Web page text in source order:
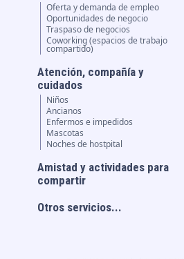
Oferta y demanda de empleo
Oportunidades de negocio
Traspaso de negocios
Coworking (espacios de trabajo
compartido)
Atención, compañía y
cuidados
Niños
Ancianos
Enfermos e impedidos
Mascotas
Noches de hostpital
Amistad y actividades para
compartir
Otros servicios...